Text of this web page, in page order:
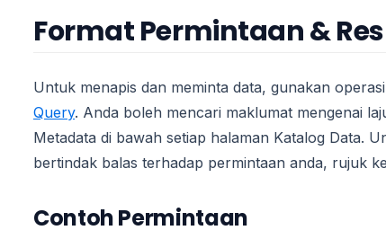
Format Permintaan &
Untuk menapis dan meminta data, gunakan
Query. Anda boleh mencari maklumat mengenai
Metadata di bawah setiap halaman Katalog Data.
bertindak balas terhadap permintaan anda, rujuk
Contoh Permintaan